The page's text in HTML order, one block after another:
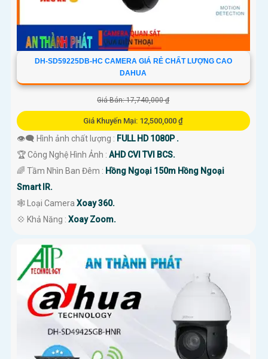
DH-SD59225DB-HC CAMERA GIÁ RẺ CHẤT LƯỢNG CAO
DAHUA
Giá Bán: 17,740,000 ₫
Giá Khuyến Mại: 12,500,000 ₫
👁️‍🗨 Hình ảnh chất lượng : FULL HD 1080P .
🏆 Công Nghệ Hình Ảnh : AHD CVI TVI BCS.
🌈 Tầm Nhìn Ban Đêm : Hồng Ngoại 150m Hồng Ngoại
Smart IR.
🕸️ Loại Camera Xoay 360.
️💠 Khả Năng : Xoay Zoom.